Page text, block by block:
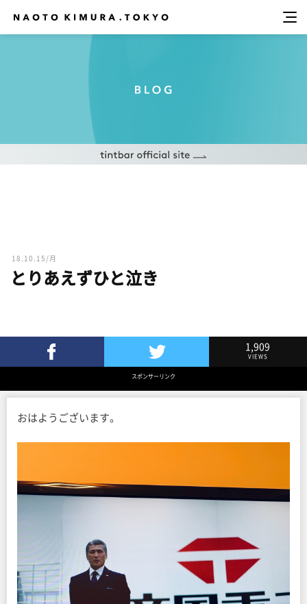
18.10.15/月
とりあえずひと泣き
Twitterでツイート
1,909
VIEWS
スポンサーリンク
おはようございます。